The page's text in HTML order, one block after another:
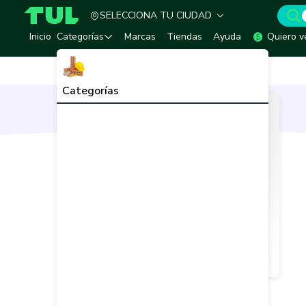
TUL - Tu Marketplace de Construcción
SELECCIONA TU CIUDAD
Inicio Categorías
Categorías
Marcas Tiendas Ayuda Quiero
Inicio